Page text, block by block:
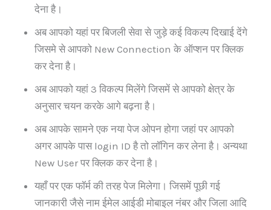
देना है।
अब आपको यहां पर बिजली सेवा से जुड़े कई विकल्प दिखाई देंगे
जिसमे से आपको New Connection के ऑप्शन पर क्लिक
कर देना है।
अब आपको यहां 3 विकल्प मिलेंगे जिसमें से आपको क्षेत्र के
अनुसार चयन करके आगे बढ़ना है।
अब आपके सामने एक नया पेज ओपन होगा जहां पर आपको
अगर आपके पास login ID है तो लॉगिन कर लेना है। अन्यथा
New User पर क्लिक कर देना है।
यहाँ पर एक फॉर्म की तरह पेज मिलेगा। जिसमें पूछी गई
जानकारी जैसे नाम ईमेल आईडी मोबाइल नंबर और जिला आदि